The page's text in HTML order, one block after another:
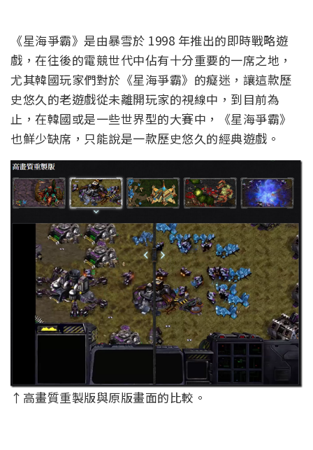
《星海爭霸》是由暴雪於 1998 年推出的即時戰略遊
戲，在往後的電競世代中佔有十分重要的一席之地，
尤其韓國玩家們對於《星海爭霸》的癡迷，讓這款歷
史悠久的老遊戲從未離開玩家的視線中，到目前為
止，在韓國或是一些世界型的大賽中，《星海爭霸》
也鮮少缺席，只能說是一款歷史悠久的經典遊戲。
↑高畫質重製版與原版畫面的比較。